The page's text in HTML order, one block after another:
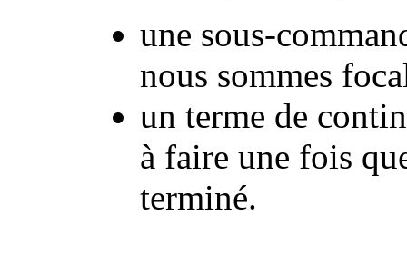
une sous-
nous sommes
un terme de
à faire une fois
terminé.